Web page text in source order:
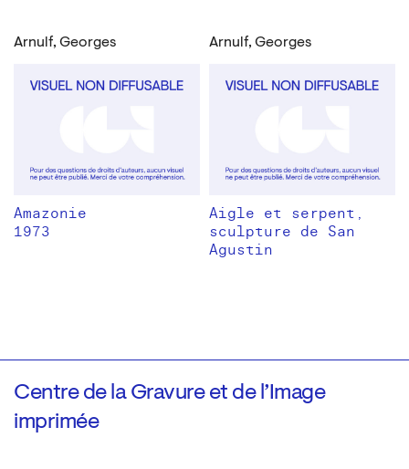
Arnulf, Georges
Amazonie
1973
Arnulf, Georges
Aigle et serpent,
sculpture de San
Agustin
Centre de la Gravure et de l’Image
imprimée